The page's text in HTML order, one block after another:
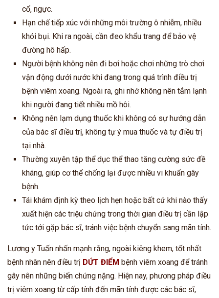
cổ, ngực.
Hạn chế tiếp xúc với những môi trường ô nhiễm, nhiều
khói bụi. Khi ra ngoài, cần đeo khẩu trang để bảo vệ
đường hô hấp.
Người bệnh không nên đi bơi hoặc chơi những trò chơi
vận động dưới nước khi đang trong quá trình điều trị
bệnh viêm xoang. Ngoài ra, ghi nhớ không nên tắm lạnh
khi người đang tiết nhiều mồ hôi.
Không nên lạm dụng thuốc khi không có sự hướng dẫn
của bác sĩ điều trị, không tự ý mua thuốc và tự điều trị
tại nhà.
Thường xuyên tập thể dục thể thao tăng cường sức đề
kháng, giúp cơ thể chống lại được nhiều vi khuẩn gây
bệnh.
Tái khám định kỳ theo lịch hẹn hoặc bất cứ khi nào thấy
xuất hiện các triệu chứng trong thời gian điều trị cần lập
tức tới gặp bác sĩ, tránh việc bệnh chuyển sang mãn tính.
Lương y Tuấn nhấn mạnh rằng, ngoài kiêng khem, tốt nhất
bệnh nhân nên điều trị DỨT ĐIỂM bệnh viêm xoang để tránh
gây nên những biến chứng nặng. Hiện nay, phương pháp điều
trị viêm xoang từ cấp tính đến mãn tính được các bác sĩ,